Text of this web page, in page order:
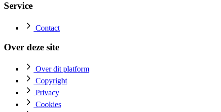
Service
Contact
Over deze site
Over dit platform
Copyright
Privacy
Cookies